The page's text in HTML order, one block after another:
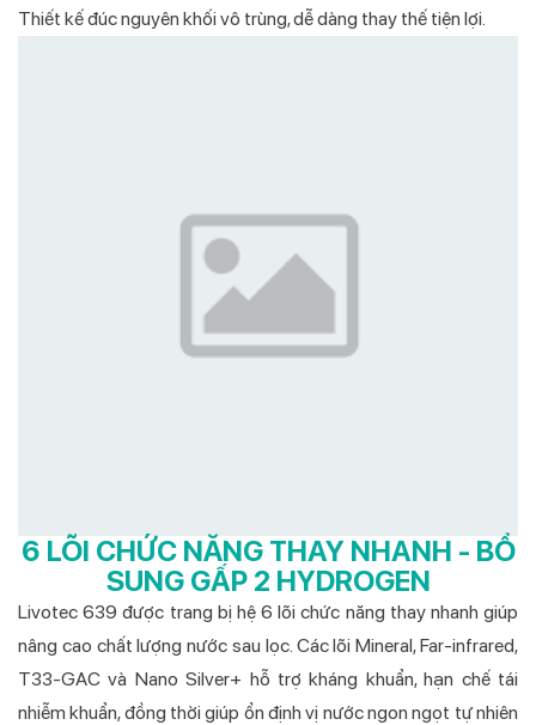
Thiết kế đúc nguyên khối vô trùng, dễ dàng thay thế tiện lợi.
6 LÕI CHỨC NĂNG THAY NHANH - BỔ
SUNG GẤP 2 HYDROGEN
Livotec 639 được trang bị hệ 6 lõi chức năng thay nhanh giúp
nâng cao chất lượng nước sau lọc. Các lõi Mineral, Far-infrared,
T33-GAC và Nano Silver+ hỗ trợ kháng khuẩn, hạn chế tái
nhiễm khuẩn, đồng thời giúp ổn định vị nước ngon ngọt tự nhiên